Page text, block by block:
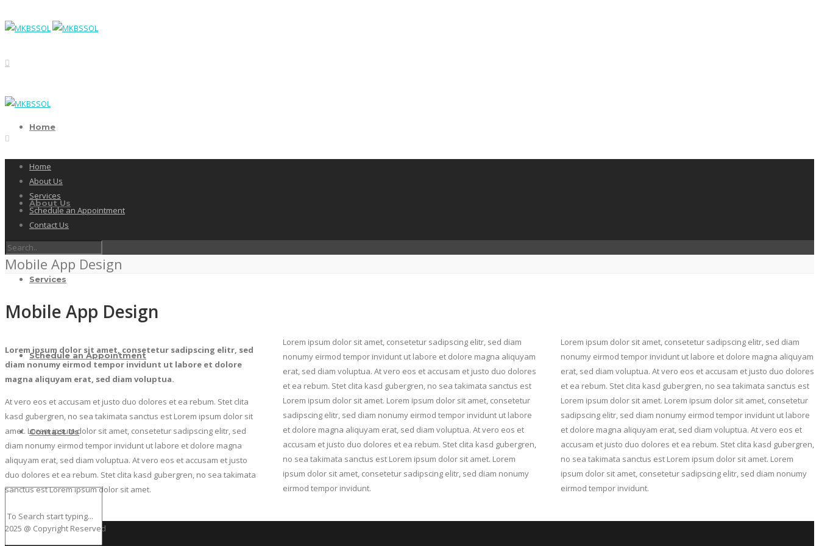
Home
About Us
Services
Schedule an Appointment
Contact Us
Home
About Us
Services
Schedule an Appointment
Contact Us
Mobile App Design
Mobile App Design
Lorem ipsum dolor sit amet, consetetur sadipscing elitr, sed
diam nonumy eirmod tempor invidunt ut labore et dolore
magna aliquyam erat, sed diam voluptua.
At vero eos et accusam et justo duo dolores et ea rebum. Stet clita
kasd gubergren, no sea takimata sanctus est Lorem ipsum dolor sit
amet. Lorem ipsum dolor sit amet, consetetur sadipscing elitr, sed
diam nonumy eirmod tempor invidunt ut labore et dolore magna
aliquyam erat, sed diam voluptua. At vero eos et accusam et justo
duo dolores et ea rebum. Stet clita kasd gubergren, no sea takimata
sanctus est Lorem ipsum dolor sit amet.
Lorem ipsum dolor sit amet, consetetur sadipscing elitr, sed diam
nonumy eirmod tempor invidunt ut labore et dolore magna aliquyam
erat, sed diam voluptua. At vero eos et accusam et justo duo dolores
et ea rebum. Stet clita kasd gubergren, no sea takimata sanctus est
Lorem ipsum dolor sit amet. Lorem ipsum dolor sit amet, consetetur
sadipscing elitr, sed diam nonumy eirmod tempor invidunt ut labore
et dolore magna aliquyam erat, sed diam voluptua. At vero eos et
accusam et justo duo dolores et ea rebum. Stet clita kasd gubergren,
no sea takimata sanctus est Lorem ipsum dolor sit amet. Lorem
ipsum dolor sit amet, consetetur sadipscing elitr, sed diam nonumy
eirmod tempor invidunt.
Lorem ipsum dolor sit amet, consetetur sadipscing elitr, sed diam
nonumy eirmod tempor invidunt ut labore et dolore magna aliquyam
erat, sed diam voluptua. At vero eos et accusam et justo duo dolores
et ea rebum. Stet clita kasd gubergren, no sea takimata sanctus est
Lorem ipsum dolor sit amet. Lorem ipsum dolor sit amet, consetetur
sadipscing elitr, sed diam nonumy eirmod tempor invidunt ut labore
et dolore magna aliquyam erat, sed diam voluptua. At vero eos et
accusam et justo duo dolores et ea rebum. Stet clita kasd gubergren,
no sea takimata sanctus est Lorem ipsum dolor sit amet. Lorem
ipsum dolor sit amet, consetetur sadipscing elitr, sed diam nonumy
eirmod tempor invidunt.
2025 @ Copyright Reserved